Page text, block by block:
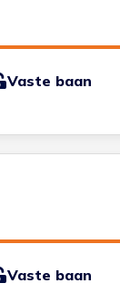
Vaste baan
Vaste baan